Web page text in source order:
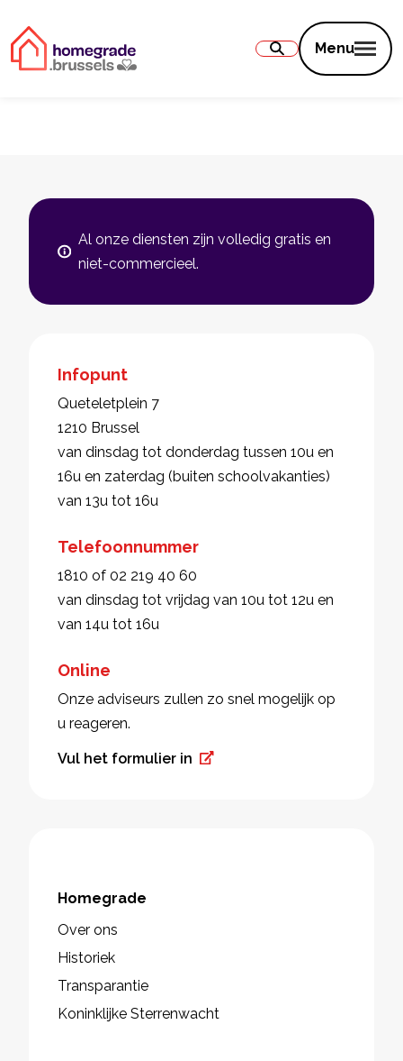
Menu
Al onze diensten zijn volledig gratis en
niet-commercieel.
Infopunt
Queteletplein 7
1210 Brussel
van dinsdag tot donderdag tussen 10u en
16u en zaterdag (buiten schoolvakanties)
van 13u tot 16u
Telefoonnummer
1810 of 02 219 40 60
van dinsdag tot vrijdag van 10u tot 12u en
van 14u tot 16u
Online
Onze adviseurs zullen zo snel mogelijk op
u reageren.
Vul het formulier in
Homegrade
Over ons
Historiek
Transparantie
Koninklijke Sterrenwacht